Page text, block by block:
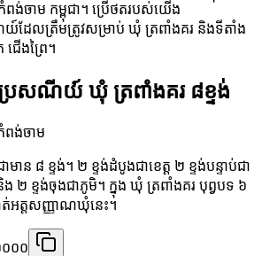
កំពង់ចាម កម្ពុជា។ ប្រើថតរបស់យើង
ដែលត្រឹមត្រូវសម្រាប់ ឃុំ ត្រពាំងគរ និងទីតាំង
ើងព្រៃ។
សណីយ៍ ឃុំ ត្រពាំងគរ ៨ខ្ទង់
ពង់ចាម
ន ៨ ខ្ទង់។ ២ ខ្ទង់ដំបូងជាខេត្ត ២ ខ្ទង់បន្ទាប់ជា
២ ខ្ទង់ចុងជាភូមិ។ ក្នុង ឃុំ ត្រពាំងគរ បុព្វបទ ៦
ត្តសញ្ញាណឃុំនេះ។
០០